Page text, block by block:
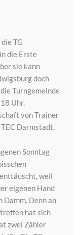
TG
die Erste
sie kann
doch
Turngemeinde
Uhr,
von Trainer
Darmstadt.
Sonntag
weil
eigenen Hand
Damm. Denn an
hat sich
zwei Zähler